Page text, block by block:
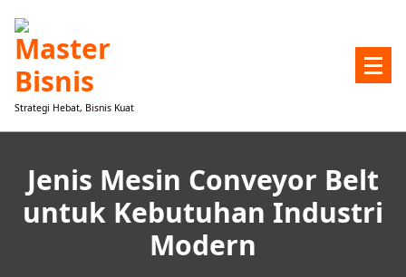
ke
konten
Strategi Hebat, Bisnis Kuat
Jenis Mesin Conveyor Belt
untuk Kebutuhan Industri
Modern